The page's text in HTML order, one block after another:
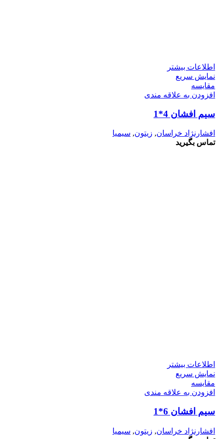
اطلاعات بیشتر
نمایش سریع
مقايسه
افزودن به علاقه مندی
سیم افشان 4*1
افشارنژاد خراسان, زیتون, سیمیا
تماس بگیرید
اطلاعات بیشتر
نمایش سریع
مقايسه
افزودن به علاقه مندی
سیم افشان 6*1
افشارنژاد خراسان, زیتون, سیمیا